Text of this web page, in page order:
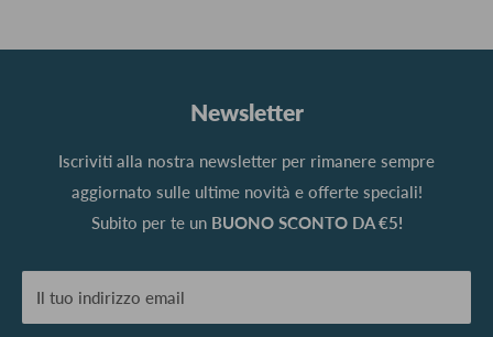
Newsletter
Iscriviti alla nostra newsletter per rimanere sempre
aggiornato sulle ultime novità e offerte speciali!
Subito per te un BUONO SCONTO DA €5!
Il tuo indirizzo email